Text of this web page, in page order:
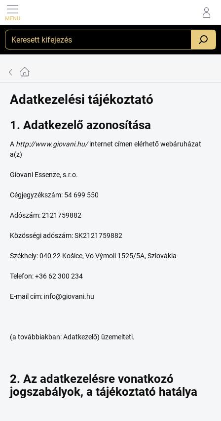
Ugrás
fő
tartalomhoz
_
Kezdőlap
Adatkezelési tájékoztató
1. Adatkezelő azonosítása
A http://www.giovani.hu/internet címen elérhető webáruházat
a(z)
Giovani Essenze, s.r.o.
Cégjegyzékszám: 54 699 550
Adószám: 2121759882
Közösségi adószám: SK2121759882
Székhely: 040 22 Košice, Vo Výmoli 1525/5A, Szlovákia
Telefon: +36 62 300 234
E-mail cím: info@giovani.hu
(a továbbiakban: Adatkezelő) üzemelteti.
2. Az adatkezelésre vonatkozó
jogszabályok, a tájékoztató hatálya